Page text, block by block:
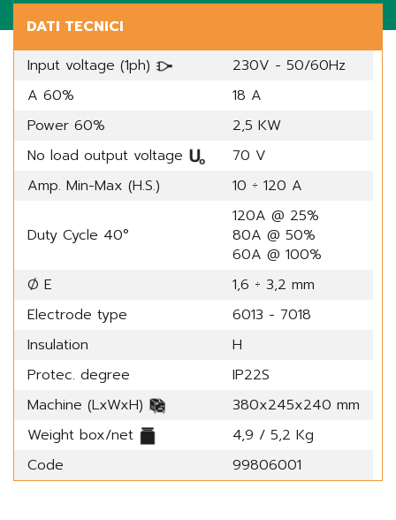
DATI TECNICI
Input voltage (1ph)
230V - 50/60Hz
A 60%
18 A
Power 60%
2,5 KW
No load output voltage
70 V
Amp. Min-Max (H.S.)
10 ÷ 120 A
Duty Cycle 40°
120A @ 25%
80A @ 50%
60A @ 100%
Ø E
1,6 ÷ 3,2 mm
Electrode type
6013 - 7018
Insulation
H
Protec. degree
IP22S
Machine (LxWxH)
380x245x240 mm
Weight box/net
4,9 / 5,2 Kg
Code
99806001